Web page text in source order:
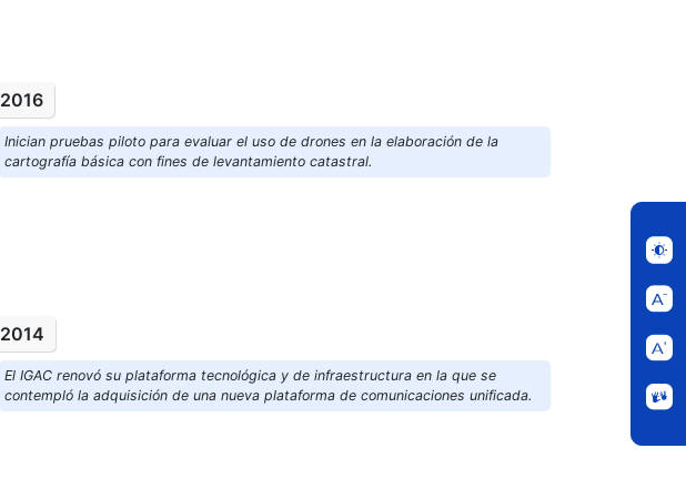
2016
Inician pruebas piloto para evaluar el uso de drones en la elaboración de la
cartografía básica con fines de levantamiento catastral.
2014
El IGAC renovó su plataforma tecnológica y de infraestructura en la que se
contempló la adquisición de una nueva plataforma de comunicaciones unificada.